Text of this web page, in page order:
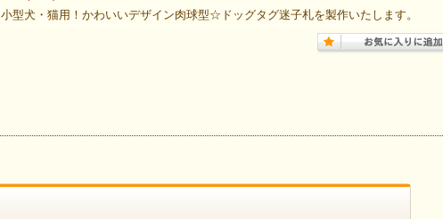
小型犬・猫用！かわいいデザイン肉球型☆ドッグタグ迷子札を製作いたします。